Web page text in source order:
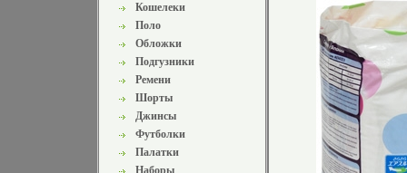
Кошелеки
Поло
Обложки
Подгузники
Ремени
Шорты
Джинсы
Футболки
Палатки
Наборы